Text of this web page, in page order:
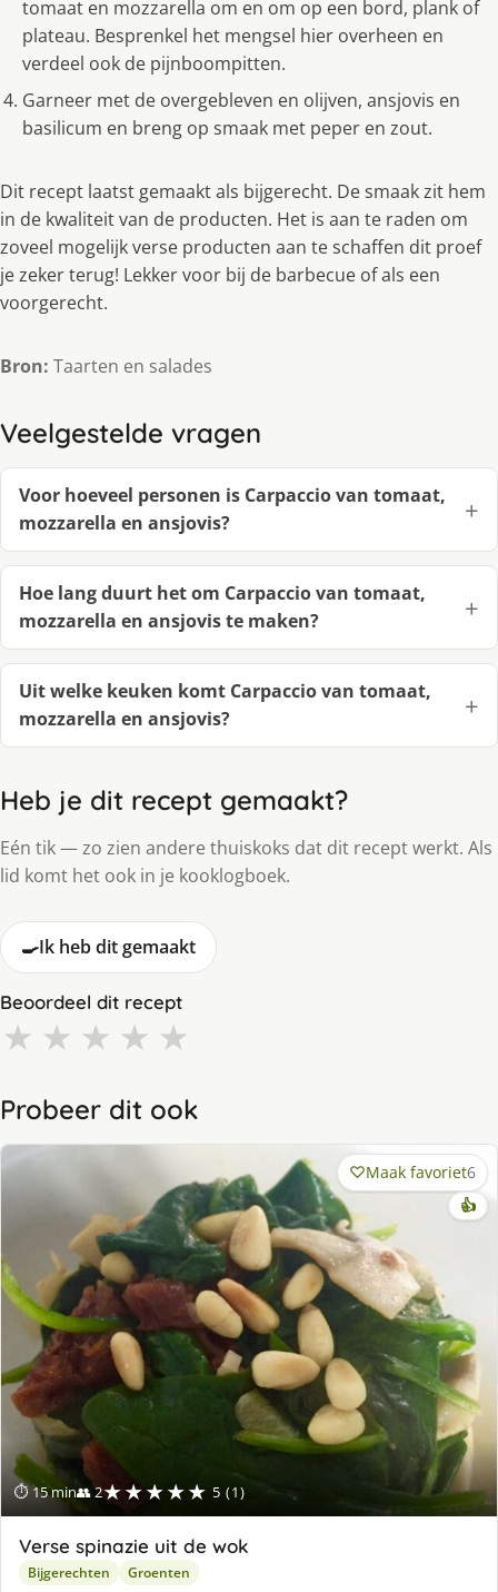
tomaat en mozzarella om en om op een bord, plank of
plateau. Besprenkel het mengsel hier overheen en
verdeel ook de pijnboompitten.
Garneer met de overgebleven en olijven, ansjovis en
basilicum en breng op smaak met peper en zout.
Dit recept laatst gemaakt als bijgerecht. De smaak zit hem
in de kwaliteit van de producten. Het is aan te raden om
zoveel mogelijk verse producten aan te schaffen dit proef
je zeker terug! Lekker voor bij de barbecue of als een
voorgerecht.
Bron: Taarten en salades
Veelgestelde vragen
Voor hoeveel personen is Carpaccio van tomaat,
mozzarella en ansjovis?
Hoe lang duurt het om Carpaccio van tomaat,
mozzarella en ansjovis te maken?
Uit welke keuken komt Carpaccio van tomaat,
mozzarella en ansjovis?
Heb je dit recept gemaakt?
Eén tik — zo zien andere thuiskoks dat dit recept werkt. Als
lid komt het ook in je kooklogboek.
🍳Ik heb dit gemaakt
Beoordeel dit recept
★ ★ ★ ★ ★
Probeer dit ook
⏱ 15 min👥 2★★★★★ 5 (1)
Maak favoriet6
👍
Verse spinazie uit de wok
Bijgerechten Groenten